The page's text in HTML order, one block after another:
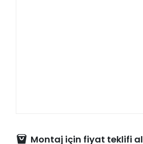
Montaj için fiyat teklifi al